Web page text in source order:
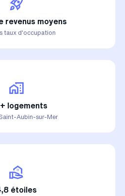
revenus moyens
taux d'occupation
logements
Aubin-sur-Mer
étoiles